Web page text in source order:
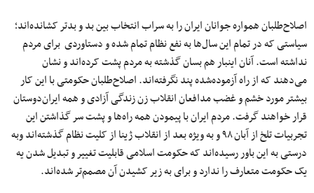
اصلاح‌طلبان همواره جوانان ایران را به سراب انتخاب بین بد و بدتر کشانده‌اند؛
سیاستی که در تمام این سال‌ها به نفع نظام تمام شده و دستاوردی برای مردم
نداشته است. آنان اینبار هم بسان گذشته به مردم پشت کرده‌اند و نشان
می‌دهند که از راه آزموده‌شده پند نگرفته‌اند. اصلاح‌طلبان حکومتی با این کار
بیشتر مورد خشم و غضب مدافعان انقلاب زن زندگی آزادی و همه ایران‌دوستان
قرار خواهند گرفت. مردم ایران با پیمودن همه راه‌ها و پشت سر گذاشتن این
تجربیات تلخ از آبان ۹۸ و به ویژه بعد از انقلاب ژینا از کلیت نظام گذشته‌اند وبه
درستی به این باور رسیده‌اند که حکومت اسلامی قابلیت تغییر و تبدیل شدن یه
یک حکومت متعارف را ندارد و برای به زیر کشیدن آن مصمم‌تر شده‌اند.